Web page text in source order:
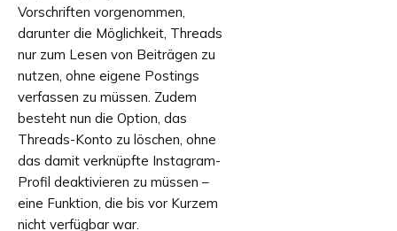
Vorschriften vorgenommen,
darunter die Möglichkeit, Threads
nur zum Lesen von Beiträgen zu
nutzen, ohne eigene Postings
verfassen zu müssen. Zudem
besteht nun die Option, das
Threads-Konto zu löschen, ohne
das damit verknüpfte Instagram-
Profil deaktivieren zu müssen –
eine Funktion, die bis vor Kurzem
nicht verfügbar war.